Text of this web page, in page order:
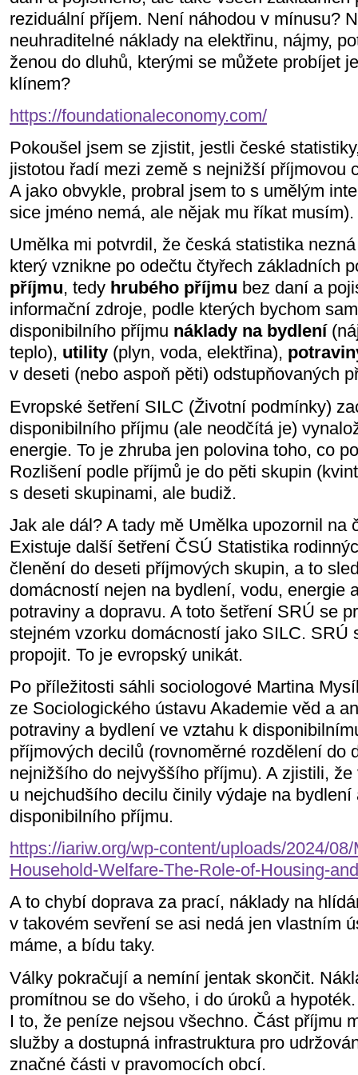
reziduální příjem. Není náhodou v mínusu?
neuhraditelné náklady na elektřinu, nájmy,
ženou do dluhů, kterými se můžete probíjet
klínem?
https://foundationaleconomy.com/
Pokoušel jsem se zjistit, jestli české
jistotou řadí mezi země s nejnižší příjmovou
A jako obvykle, probral jsem to s umělým
sice jméno nemá, ale nějak mu říkat musím).
Umělka mi potvrdil, že česká statistika
který vznikne po odečtu čtyřech základních
příjmu, tedy hrubého příjmu bez daní a
informační zdroje, podle kterých bychom
disponibilního příjmu náklady na bydlení
teplo), utility (plyn, voda, elektřina),
v deseti (nebo aspoň pěti) odstupňovaných
Evropské šetření SILC (Životní podmínky)
disponibilního příjmu (ale neodčítá je)
energie. To je zhruba jen polovina toho, co
Rozlišení podle příjmů je do pěti skupin
s deseti skupinami, ale budiž.
Jak ale dál? A tady mě Umělka upozornil na
Existuje další šetření ČSÚ Statistika
členění do deseti příjmových skupin, a to
domácností nejen na bydlení, vodu, energie
potraviny a dopravu. A toto šetření SRÚ se
stejném vzorku domácností jako SILC. SRÚ
propojit. To je evropský unikát.
Po příležitosti sáhli sociologové Martina
ze Sociologického ústavu Akademie věd a
potraviny a bydlení ve vztahu k
příjmových decilů (rovnoměrné rozdělení do
nejnižšího do nejvyššího příjmu). A zjistili,
u nejchudšího decilu činily výdaje na
disponibilního příjmu.
https://iariw.org/wp-content/uploads/2024/
Household-Welfare-The-Role-of-Housing-
A to chybí doprava za prací, náklady na
v takovém sevření se asi nedá jen vlastním
máme, a bídu taky.
Války pokračují a nemíní jentak skončit.
promítnou se do všeho, i do úroků a
I to, že peníze nejsou všechno. Část příjmu
služby a dostupná infrastruktura pro
značné části v pravomocích obcí.